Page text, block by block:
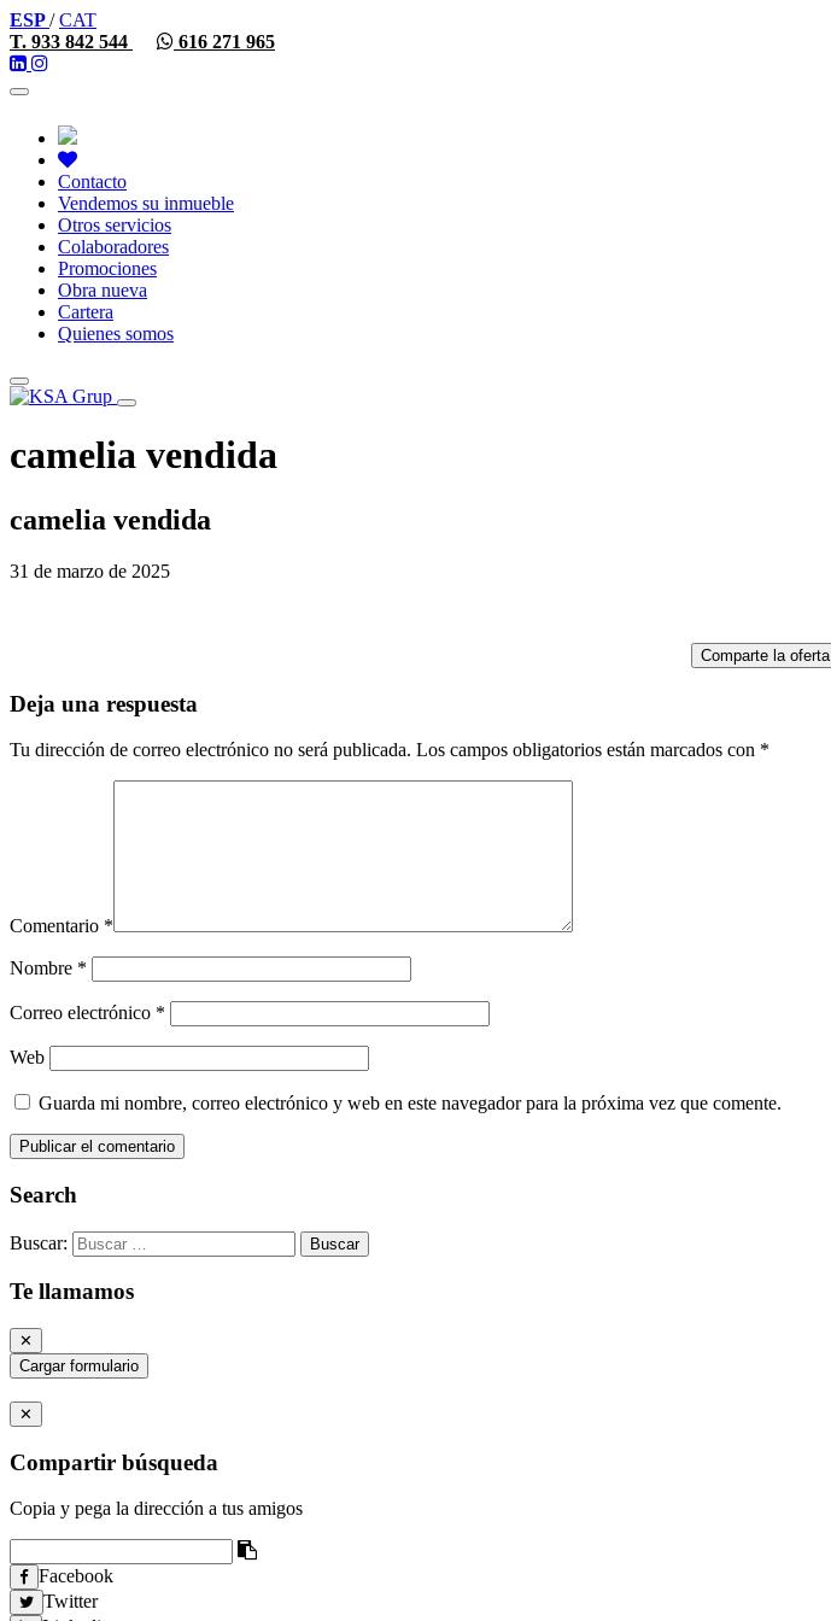
ESP/CAT
T. 933 842 544
616 271 965
Toggle
Contacto
Vendemos su inmueble
Otros servicios
Colaboradores
Promociones
Obra nueva
Cartera
Quienes somos
Toggle
navigation
camelia vendida
camelia vendida
31 de marzo de 2025
Comparte la oferta
Deja una respuesta
Tu dirección de correo electrónico no será publicada. Los campos obligatorios están marcados con *
Comentario *
Nombre *
Correo electrónico *
Web
Guarda mi nombre, correo electrónico y web en este navegador para la próxima vez que comente.
Search
Buscar:
Te llamamos
✕
Cargar formulario
✕
Compartir búsqueda
Copia y pega la dirección a tus amigos
Facebook
Twitter